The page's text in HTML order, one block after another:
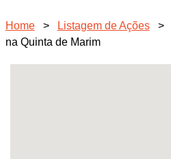
Home > Listagem de Ações >
na Quinta de Marim